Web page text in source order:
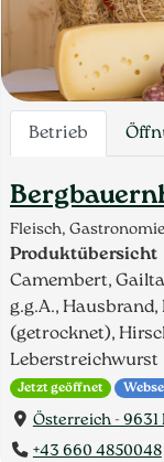
Betrieb
Fleisch,
Produktübersicht
Camembert,
g.g.A.,
(getrocknet),
Leberstreichwurst
Jetzt geöffnet
Österreich - 9631
+43 660 4850048